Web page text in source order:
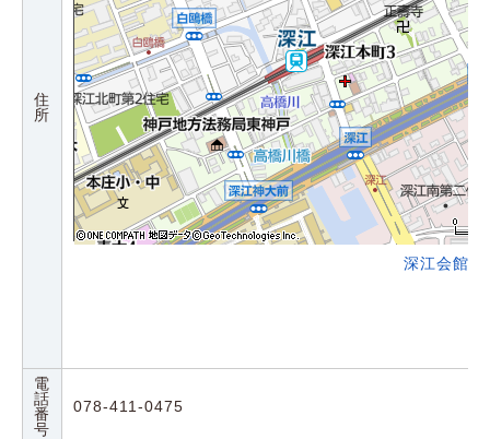
住
所
深江会館
電
話
番
号
078-411-0475